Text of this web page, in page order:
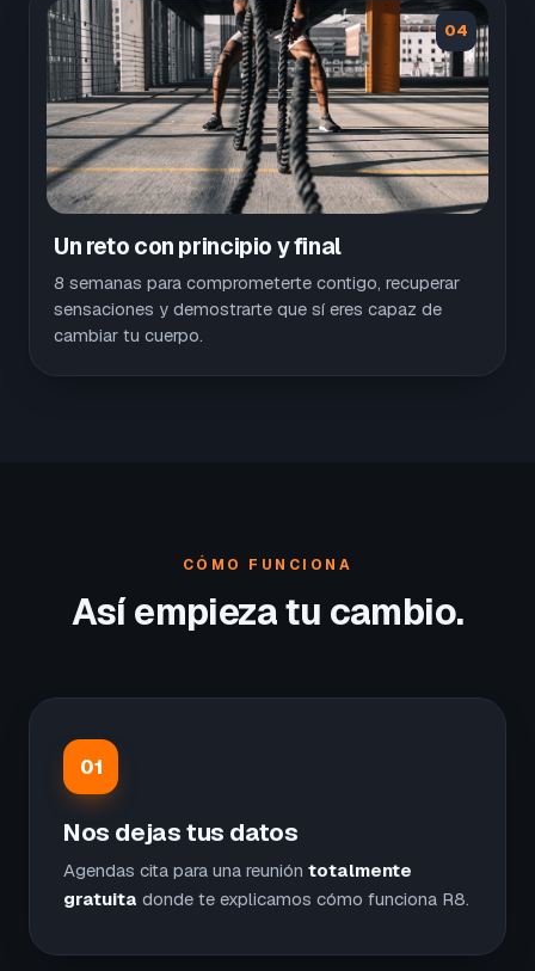
04
Un reto con principio y final
8 semanas para comprometerte contigo, recuperar
sensaciones y demostrarte que sí eres capaz de
cambiar tu cuerpo.
CÓMO FUNCIONA
Así empieza tu cambio.
01
Nos dejas tus datos
Agendas cita para una reunión totalmente
gratuita donde te explicamos cómo funciona R8.